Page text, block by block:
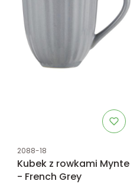
Kod produktu
2088-18
Kubek z rowkami Mynte
- French Grey